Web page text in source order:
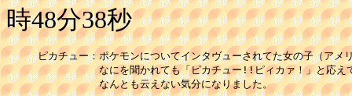
時48分38秒
ピカチュー：ポケモンについてインタヴューされてた女の子（アメ
なにを聞かれても「ピカチュー!!ピィカァ！」と応えて
なんとも云えない気分になりました。